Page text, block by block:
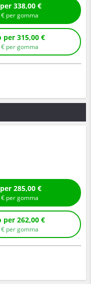
Compra con montaggio per 338,00 €
€ per gomma
Compra senza montaggio per 315,00 €
€ per gomma
Compra con montaggio per 285,00 €
€ per gomma
Compra senza montaggio per 262,00 €
€ per gomma